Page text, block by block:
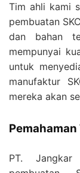
Tim ahli kami
pembuatan
dan bahan
mempunyai
untuk
manufaktur
mereka akan
Pemahaman
PT.